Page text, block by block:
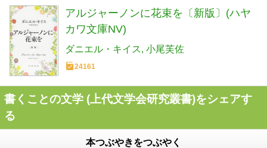
アルジャーノンに花束を〔新版〕(ハヤ
カワ文庫NV)
ダニエル・キイス 小尾芙佐
24161
書くことの文学 (上代文学会研究叢書)をシェアす
る
本つぶやきをつぶやく